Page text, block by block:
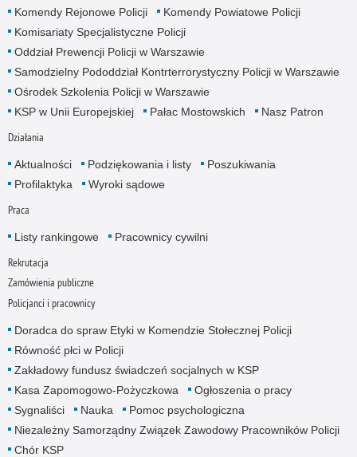
Komendy Rejonowe Policji
Komendy Powiatowe Policji
Komisariaty Specjalistyczne Policji
Oddział Prewencji Policji w Warszawie
Samodzielny Pododdział Kontrterrorystyczny Policji w Warszawie
Ośrodek Szkolenia Policji w Warszawie
KSP w Unii Europejskiej
Pałac Mostowskich Nasz Patron
Działania
Aktualności Podziękowania i listy
Poszukiwania
Profilaktyka
Wyroki sądowe
Praca
Listy rankingowe Pracownicy cywilni
Rekrutacja
Zamówienia publiczne
Policjanci i pracownicy
Doradca do spraw Etyki w Komendzie Stołecznej Policji
Równość płci w Policji
Zakładowy fundusz świadczeń socjalnych w KSP
Kasa Zapomogowo-Pożyczkowa
Ogłoszenia o pracy
Sygnaliści
Nauka
Pomoc psychologiczna
Niezależny Samorządny Związek Zawodowy Pracowników Policji
Chór KSP